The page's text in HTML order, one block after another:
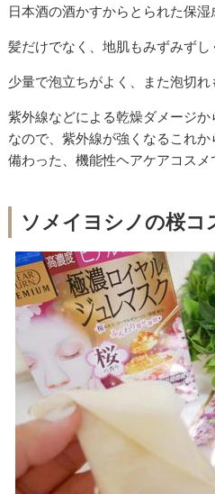
日本酒の酒かすからとられた保湿
髪だけでなく、地肌もみずみずし
少量で泡立ちがよく、また泡切れ
紫外線などによる乾燥ダメージ
なので、紫外線が強くなるこれ
備わった、機能性ヘアケアコスメ
ソメイヨシノの桜コ